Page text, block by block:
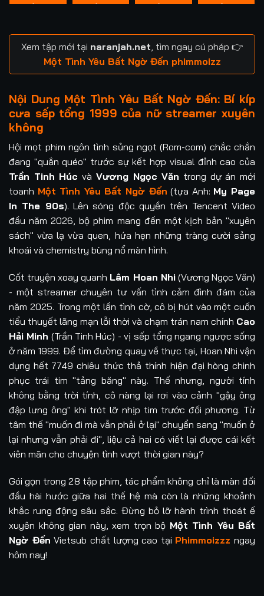
Tập 13 Tập 14 Tập 15 Tập 16
Tập 17 Tập 18 Tập 19 Tập 20
Tập 21 Tập 22 Tập 23 Tập 24
Xem tập mới tại naranjah.net , tìm ngay cú pháp 👉
Một Tình Yêu Bất Ngờ Đến phimmoizz
Nội Dung Một Tình Yêu Bất Ngờ Đến: Bí kíp
cưa sếp tổng 1999 của nữ streamer xuyên
không
Hội mọt phim ngôn tình sủng ngọt (Rom-com) chắc chắn
đang "quắn quéo" trước sự kết hợp visual đỉnh cao của
Trần Tinh Húc và Vương Ngọc Văn trong dự án mới
toanh Một Tình Yêu Bất Ngờ Đến (tựa Anh: My Page
In The 90s). Lên sóng độc quyền trên Tencent Video
đầu năm 2026, bộ phim mang đến một kịch bản "xuyên
sách" vừa lạ vừa quen, hứa hẹn những tràng cười sảng
khoái và chemistry bùng nổ màn hình.
Cốt truyện xoay quanh Lâm Hoan Nhi(Vương Ngọc Văn)
- một streamer chuyên tư vấn tình cảm đình đám của
năm 2025. Trong một lần tình cờ, cô bị hút vào một cuốn
tiểu thuyết lãng mạn lỗi thời và chạm trán nam chính Cao
Hải Minh (Trần Tinh Húc) - vị sếp tổng ngang ngược sống
ở năm 1999. Để tìm đường quay về thực tại, Hoan Nhi vận
dụng hết 7749 chiêu thức thả thính hiện đại hòng chinh
phục trái tim "tảng băng" này. Thế nhưng, người tính
không bằng trời tính, cô nàng lại rơi vào cảnh "gậy ông
đập lưng ông" khi trót lỡ nhịp tim trước đối phương. Từ
tâm thế "muốn đi mà vẫn phải ở lại" chuyển sang "muốn ở
lại nhưng vẫn phải đi", liệu cả hai có viết lại được cái kết
viên mãn cho chuyện tình vượt thời gian này?
Gói gọn trong 28 tập phim, tác phẩm không chỉ là màn đối
đầu hài hước giữa hai thế hệ mà còn là những khoảnh
khắc rung động sâu sắc. Đừng bỏ lỡ hành trình thoát ế
xuyên không gian này, xem trọn bộ Một Tình Yêu Bất
Ngờ Đến Vietsub chất lượng cao tại Phimmoizzz ngay
hôm nay!